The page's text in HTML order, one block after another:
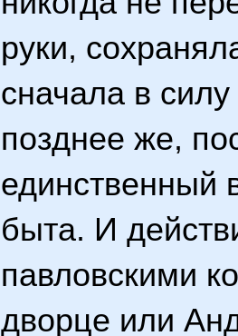
руки,
сначала в
позднее же,
единственный
быта. И
павловскими
дворце или